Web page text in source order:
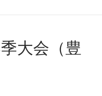
大会（豊